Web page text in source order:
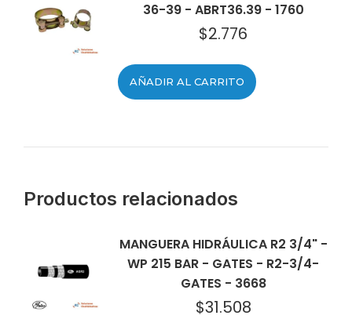
36-39 - ABRT36.39 - 1760
$2.776
AÑADIR AL CARRITO
Productos relacionados
MANGUERA HIDRÁULICA R2 3/4" -
WP 215 BAR - GATES - R2-3/4-
GATES - 3668
$31.508